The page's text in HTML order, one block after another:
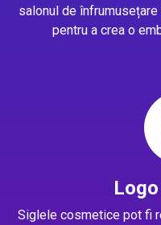
salonul de
pentru a crea o
Siglele cosmetice pot fi